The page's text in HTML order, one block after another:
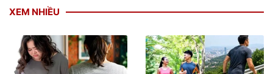
XEM NHIỀU